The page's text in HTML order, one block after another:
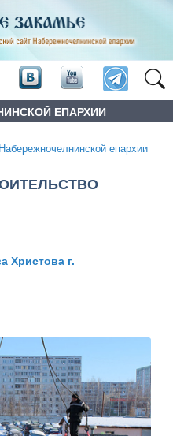
ЕПАРХИИ
епархии
Христова г.